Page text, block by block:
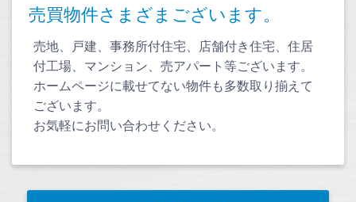
売買物件さまざまございます。
売地、戸建、事務所付住宅、店舗付き住宅、住居
付工場、マンション、売アパート等ございます。
ホームページに載せてない物件も多数取り揃えて
ございます。
お気軽にお問い合わせください。